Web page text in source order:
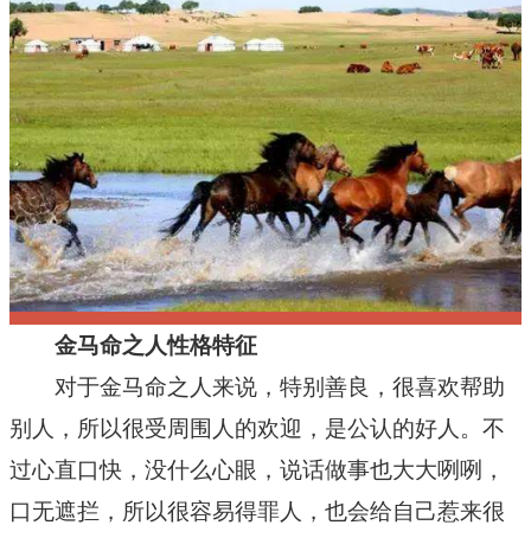
十二生肖
十二星座
节日民俗
金马命之人性格特征
对于金马命之人来说，特别善良，很喜欢帮助
别人，所以很受周围人的欢迎，是公认的好人。不
过心直口快，没什么心眼，说话做事也大大咧咧，
口无遮拦，所以很容易得罪人，也会给自己惹来很